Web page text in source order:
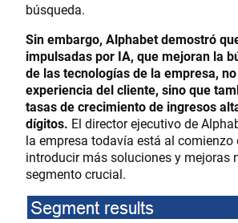
búsqueda.
Sin embargo, Alphabet demostró
impulsadas por IA, que mejoran la
de las tecnologías de la empresa,
experiencia del cliente, sino que
tasas de crecimiento de ingresos
dígitos. El director ejecutivo de
la empresa todavía está al comienzo
introducir más soluciones y mejoras
segmento crucial.